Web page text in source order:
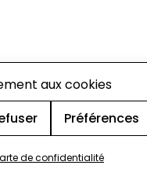
aux cookies
Préférences
de confidentialité